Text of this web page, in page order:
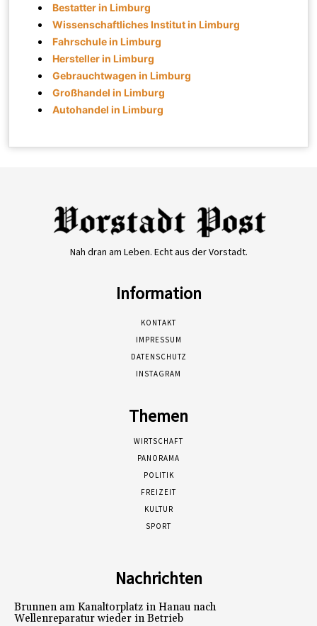
Bestatter in Limburg
Wissenschaftliches Institut in Limburg
Fahrschule in Limburg
Hersteller in Limburg
Gebrauchtwagen in Limburg
Großhandel in Limburg
Autohandel in Limburg
Nah dran am Leben. Echt aus der Vorstadt.
Information
KONTAKT
IMPRESSUM
DATENSCHUTZ
INSTAGRAM
Themen
WIRTSCHAFT
PANORAMA
POLITIK
FREIZEIT
KULTUR
SPORT
Nachrichten
Brunnen am Kanaltorplatz in Hanau nach
Wellenreparatur wieder in Betrieb